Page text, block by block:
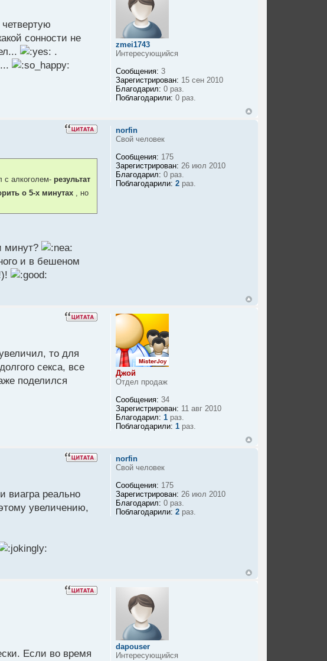
сонности не
.
zmei1743
Интересующийся
Сообщения: 3
Зарегистрирован: 15 сен 2010
Благодарил: 0 раз.
Поблагодарили: 0 раз.
с алкоголем- результат
о 5-х минутах , но
минут?
и в бешеном
norfin
Свой человек
Сообщения: 175
Зарегистрирован: 26 июл 2010
Благодарил: 0 раз.
Поблагодарили: 2 раз.
то для
секса, все
поделился
Джой
Отдел продаж
Сообщения: 34
Зарегистрирован: 11 авг 2010
Благодарил: 1 раз.
Поблагодарили: 1 раз.
виагра реально
увеличению,
norfin
Свой человек
Сообщения: 175
Зарегистрирован: 26 июл 2010
Благодарил: 0 раз.
Поблагодарили: 2 раз.
Если во время
dapouser
Интересующийся